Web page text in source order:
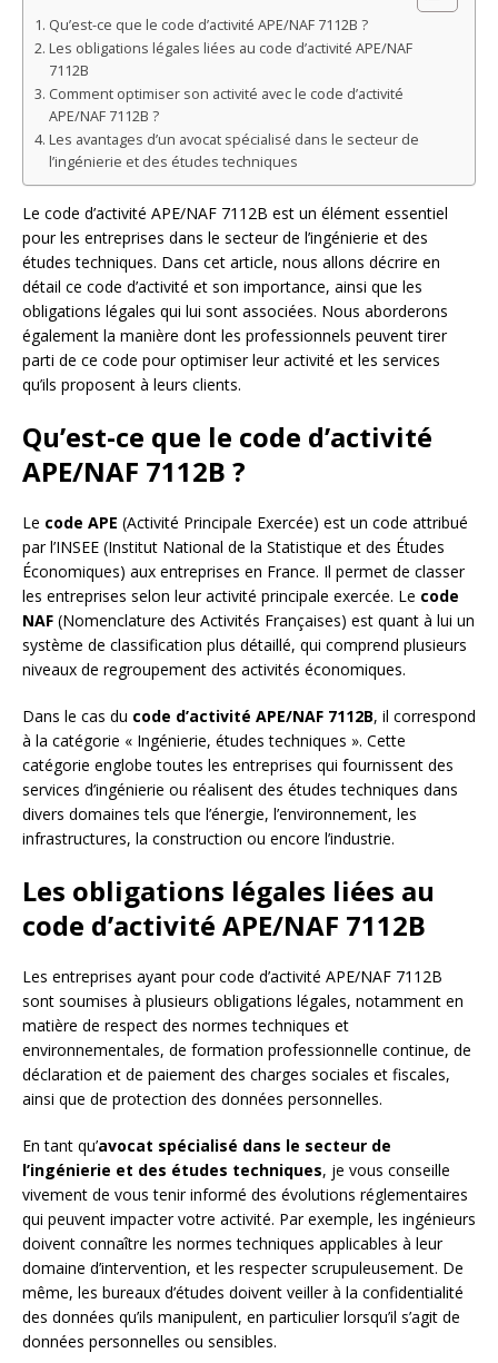
Qu’est-ce que le code d’activité APE/NAF 7112B ?
Les obligations légales liées au code d’activité APE/NAF
7112B
Comment optimiser son activité avec le code d’activité
APE/NAF 7112B ?
Les avantages d’un avocat spécialisé dans le secteur de
l’ingénierie et des études techniques
Le code d’activité APE/NAF 7112B est un élément essentiel
pour les entreprises dans le secteur de l’ingénierie et des
études techniques. Dans cet article, nous allons décrire en
détail ce code d’activité et son importance, ainsi que les
obligations légales qui lui sont associées. Nous aborderons
également la manière dont les professionnels peuvent tirer
parti de ce code pour optimiser leur activité et les services
qu’ils proposent à leurs clients.
Qu’est-ce que le code d’activité
APE/NAF 7112B ?
Le code APE (Activité Principale Exercée) est un code attribué
par l’INSEE (Institut National de la Statistique et des Études
Économiques) aux entreprises en France. Il permet de classer
les entreprises selon leur activité principale exercée. Le code
NAF (Nomenclature des Activités Françaises) est quant à lui un
système de classification plus détaillé, qui comprend plusieurs
niveaux de regroupement des activités économiques.
Dans le cas du code d’activité APE/NAF 7112B, il correspond
à la catégorie « Ingénierie, études techniques ». Cette
catégorie englobe toutes les entreprises qui fournissent des
services d’ingénierie ou réalisent des études techniques dans
divers domaines tels que l’énergie, l’environnement, les
infrastructures, la construction ou encore l’industrie.
Les obligations légales liées au
code d’activité APE/NAF 7112B
Les entreprises ayant pour code d’activité APE/NAF 7112B
sont soumises à plusieurs obligations légales, notamment en
matière de respect des normes techniques et
environnementales, de formation professionnelle continue, de
déclaration et de paiement des charges sociales et fiscales,
ainsi que de protection des données personnelles.
En tant qu’avocat spécialisé dans le secteur de
l’ingénierie et des études techniques, je vous conseille
vivement de vous tenir informé des évolutions réglementaires
qui peuvent impacter votre activité. Par exemple, les ingénieurs
doivent connaître les normes techniques applicables à leur
domaine d’intervention, et les respecter scrupuleusement. De
même, les bureaux d’études doivent veiller à la confidentialité
des données qu’ils manipulent, en particulier lorsqu’il s’agit de
données personnelles ou sensibles.